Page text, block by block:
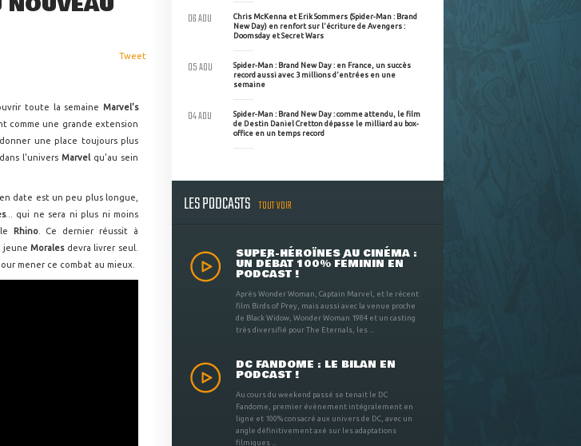
Tweet
toute la semaineMarvel's
comme une grande extension
une place toujours plus
l'univers Marvel qu'au sein
date est un peu plus longue,
... qui ne sera ni plus ni moins
Rhino. Ce dernier réussit à
jeuneMorales devra livrer seul.
mener ce combat au mieux.
Chris McKenna et Erik Sommers (Spider-Man : Brand
New Day) en renfort sur l'écriture de Avengers :
Doomsday et Secret Wars
06 AOU
Spider-Man : Brand New Day : en France, un succès
record aussi avec 3 millions d'entrées en une
semaine
05 AOU
Spider-Man : Brand New Day : comme attendu, le film
de Destin Daniel Cretton dépasse le milliard au box-
office en un temps record
04 AOU
LES PODCASTS TOUT VOIR
SUPER-HÉROÏNES AU CINÉMA :
UN DÉBAT 100% FÉMININ EN
PODCAST !
Après Wonder Woman, Captain Marvel, et le récent
film Birds of Prey, mais aussi avec la venue proche
de Black Widow, Wonder Woman 1984 et un casting
très diversifié pour The Eternals, les ...
DC FANDOME : LE BILAN EN
PODCAST !
Au cours du weekend passé se tenait le DC
Fandome, premier évènement intégralement en
ligne et 100% consacré aux univers de DC, avec un
angle définitivement axé sur les adaptations
filmiques ...